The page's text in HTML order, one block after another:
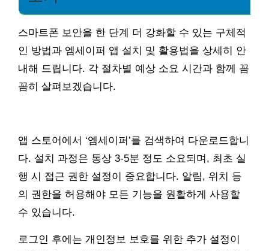
스마트폰 보안을 한 단계 더 강화할 수 있는 구체적
인 방법과 엠세이퍼 앱 설치 및 활용법을 상세히 안
내해 드립니다. 각 절차별 예상 소요 시간과 함께 꼼
꼼히 살펴보겠습니다.
앱 스토어에서 ‘엠세이퍼’를 검색하여 다운로드합니
다. 설치 과정은 통상 3-5분 정도 소요되며, 최초 실
행 시 접근 권한 설정이 중요합니다. 알림, 위치 등
의 권한을 허용해야 모든 기능을 원활하게 사용할
수 있습니다.
로그인 후에는 개인정보 보호를 위한 추가 설정이